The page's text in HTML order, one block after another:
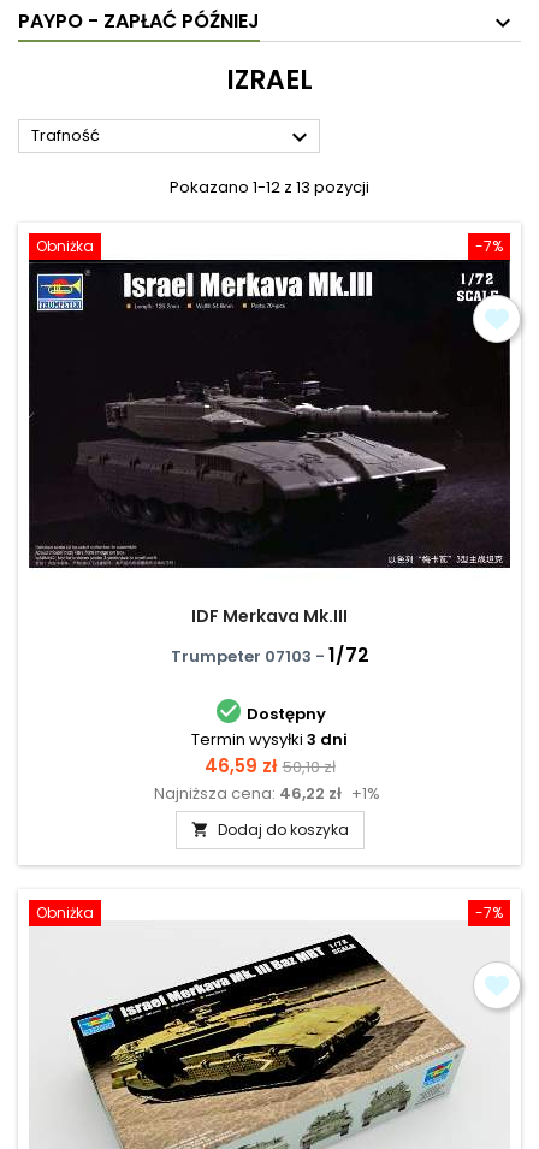
PAYPO - ZAPŁAĆ PÓŹNIEJ
IZRAEL
Trafność 
Pokazano 1-12 z 13 pozycji
-7%
Obniżka
IDF Merkava Mk.III
Trumpeter 07103 - 1/72
 Dostępny
Termin wysyłki 3 dni
Cena
46,59 zł Cena
podstawowa
50,10 zł
Najniższa cena: 46,22 zł +1%
 Dodaj do koszyka
-7%
Obniżka